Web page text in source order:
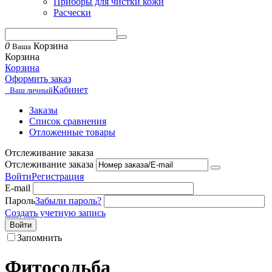
Расчески
0 Ваша Корзина
Корзина
Корзина
Оформить заказ
Ваш личныйКабинет
Заказы
Список сравнения
Отложенные товары
Отслеживание заказа
Отслеживание заказа
ВойтиРегистрация
E-mail
ПарольЗабыли пароль?
Создать учетную запись
Войти
Запомнить
Фитосольба